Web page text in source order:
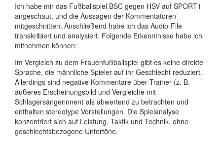
Ich habe mir das Fußballspiel BSC gegen HSV auf SPORT1
angeschaut, und die Aussagen der Kommentatoren
mitgeschnitten. Anschließend habe ich das Audio-File
transkribiert und analysiert. Folgende Erkenntnisse habe ich
mitnehmen können:
Im Vergleich zu dem Frauenfußballspiel gibt es keine direkte
Sprache, die männliche Spieler auf ihr Geschlecht reduziert.
Allerdings sind negative Kommentare über Trainer (z. B.
äußeres Erscheinungsbild und Vergleiche mit
Schlagersängerinnen) als abwertend zu betrachten und
enthalten stereotype Vorstellungen. Die Spielanalyse
konzentriert sich auf Leistung, Taktik und Technik, ohne
geschlechtsbezogene Untertöne.